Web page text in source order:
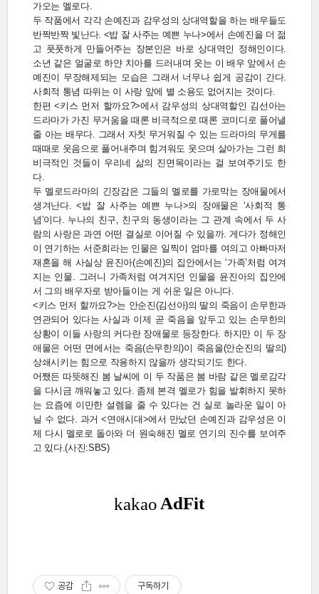
가오는 멜로다.
두 작품에서 각각 손예진과 감우성의 상대역할을 하는 배우들도
반짝반짝 빛난다. <밥 잘 사주는 예쁜 누나>에서 손예진을 더 젊
고 풋풋하게 만들어주는 장본인은 바로 상대역인 정해인이다.
소년 같은 얼굴로 하얀 치아를 드러내며 웃는 이 배우 앞에서 손
예진이 무장해제되는 모습은 그래서 너무나 쉽게 공감이 간다.
사회적 통념 따위는 이 사랑 앞에 별 소용도 없어지는 것이다.
한편 <키스 먼저 할까요?>에서 감우성의 상대역할인 김선아는
드라마가 가진 무거움을 때론 비극적으로 때론 코미디로 풀어낼
줄 아는 배우다. 그래서 자칫 무거워질 수 있는 드라마의 무게를
때때로 웃음으로 풀어내주며 힘겨워도 웃으며 살아가는 그런 희
비극적인 것들이 우리네 삶의 진면목이라는 걸 보여주기도 한
다.
두 멜로드라마의 긴장감은 그들의 멜로를 가로막는 장애물에서
생겨난다. <밥 잘 사주는 예쁜 누나>의 장애물은 ‘사회적 통
념’이다. 누나의 친구, 친구의 동생이라는 그 관계 속에서 두 사
람의 사랑은 과연 어떤 결실로 이어질 수 있을까. 게다가 정해인
이 연기하는 서준희라는 인물은 일찍이 엄마를 여의고 아빠마저
재혼을 해 사실상 윤진아(손예진)의 집안에서는 ‘가족’처럼 여겨
지는 인물. 그러니 가족처럼 여겨지던 인물을 윤진아의 집안에
서 그의 배우자로 받아들이는 게 쉬운 일은 아니다.
<키스 먼저 할까요?>는 안순진(김선아)의 딸의 죽음이 손무한과
연관되어 있다는 사실과 이제 곧 죽음을 앞두고 있는 손무한의
상황이 이들 사랑의 커다란 장애물로 등장한다. 하지만 이 두 장
애물은 어떤 면에서는 죽음(손무한의)이 죽음을(안순진의 딸의)
상쇄시키는 힘으로 작용하지 않을까 생각되기도 한다.
어쨌든 따뜻해진 봄 날씨에 이 두 작품은 봄 바람 같은 멜로감각
을 다시금 깨워놓고 있다. 좀체 본격 멜로가 힘을 발휘하지 못하
는 요즘에 이만한 설렘을 줄 수 있다는 건 실로 놀라운 일이 아
닐 수 없다. 과거 <연애시대>에서 만났던 손예진과 감우성은 이
제 다시 멜로로 돌아와 더 원숙해진 멜로 연기의 진수를 보여주
고 있다.(사진:SBS)
공감 구독하기